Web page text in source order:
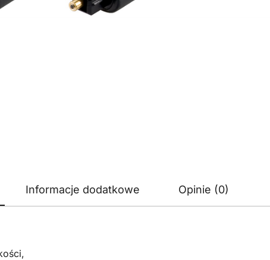
Informacje dodatkowe Opinie (0)